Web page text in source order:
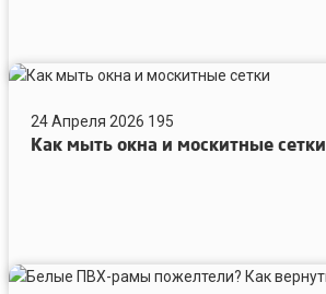
Как
окна24 Апреля 2026 195
Как мыть окна и москитные сетки
Белые